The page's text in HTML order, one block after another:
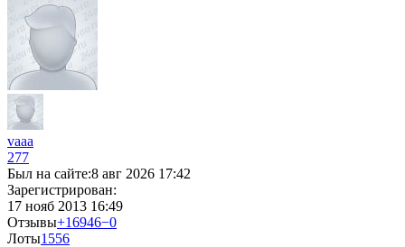
vaaa
277
Был на сайте:8 авг 2026 17:42
Зарегистрирован:
17 нояб 2013 16:49
Отзывы+16946−0
Лоты1556